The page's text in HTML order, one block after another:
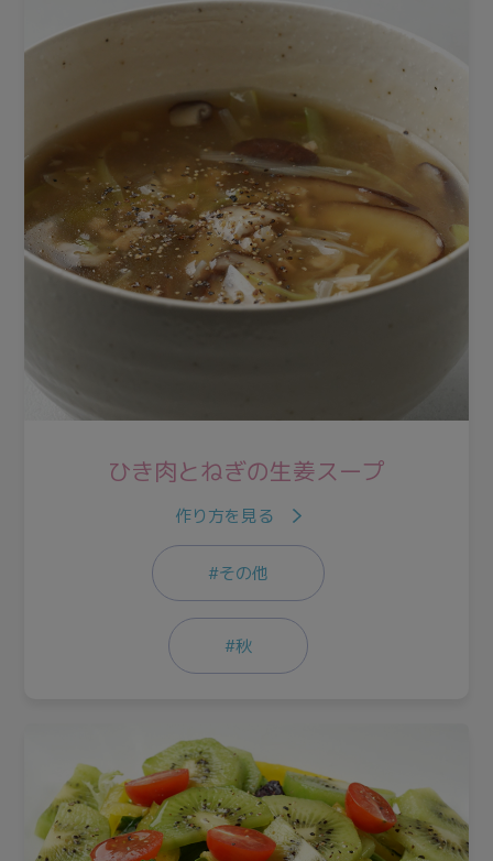
ひき肉とねぎの生姜スープ
作り方を見る
#その他
#秋